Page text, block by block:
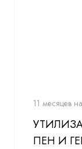
11 месяцев
ПЕН И